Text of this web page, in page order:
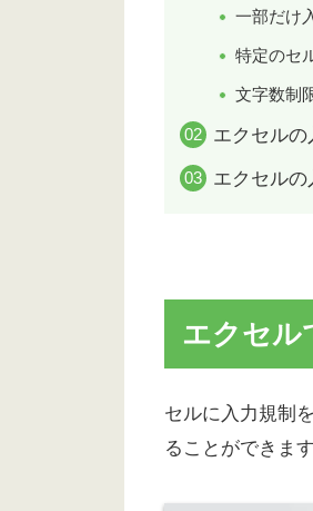
一部だけ
特定のセ
文字数制
エクセル
エクセルの
エクセル
セルに入力規制
ることができます